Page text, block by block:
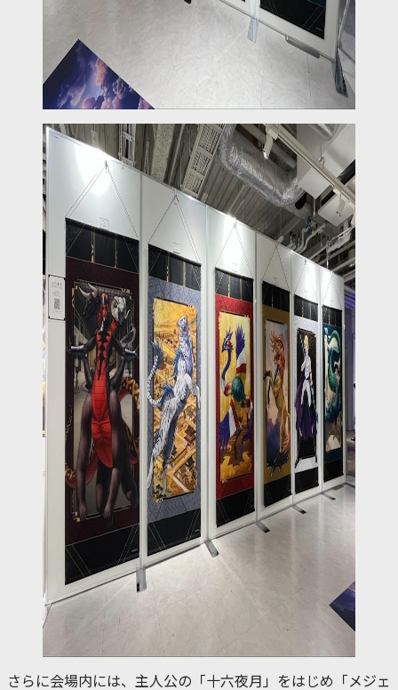
さらに会場内には、主人公の「十六夜月」をはじめ「メジェ